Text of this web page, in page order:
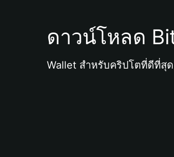
ดาวน์โหลด
Wallet สำหรับคริปโตที่ดีที่สุ